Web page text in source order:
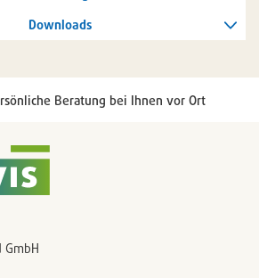
Downloads
Beratung bei Ihnen vor Ort
GmbH